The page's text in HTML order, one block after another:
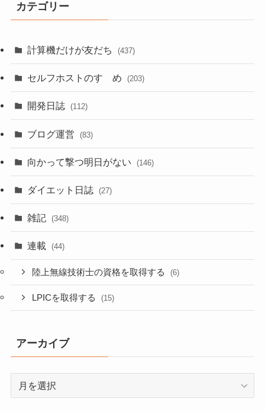
カテゴリー
計算機だけが友だち (437)
セルフホストのすゝめ (203)
開発日誌 (112)
ブログ運営 (83)
向かって撃つ明日がない (146)
ダイエット日誌 (27)
雑記 (348)
連載 (44)
陸上無線技術士の資格を取得する (6)
LPICを取得する (15)
アーカイブ